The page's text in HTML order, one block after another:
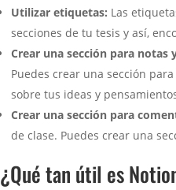
Utilizar etiquetas: Las
secciones de tu tesis y así,
Crear una sección para notas
Puedes crear una sección
sobre tus ideas y
Crear una sección para
de clase. Puedes crear una
¿Qué tan útil es